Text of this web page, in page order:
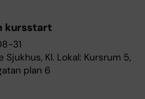
kursstart
31
Sjukhus, KI. Lokal: Kursrum 5,
plan 6